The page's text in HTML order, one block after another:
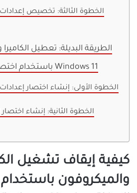
الخطوة الثالثة: تخصيص إعدادات
الطريقة البديلة: تعطيل
باستخدام اختصار سطح المكتب في Windows 11
الخطوة الأولى: إنشاء اختصار إعدادات
الخطوة الثانية: إنشاء اختصار
كيفية إيقاف تشغيل
والميكروفون